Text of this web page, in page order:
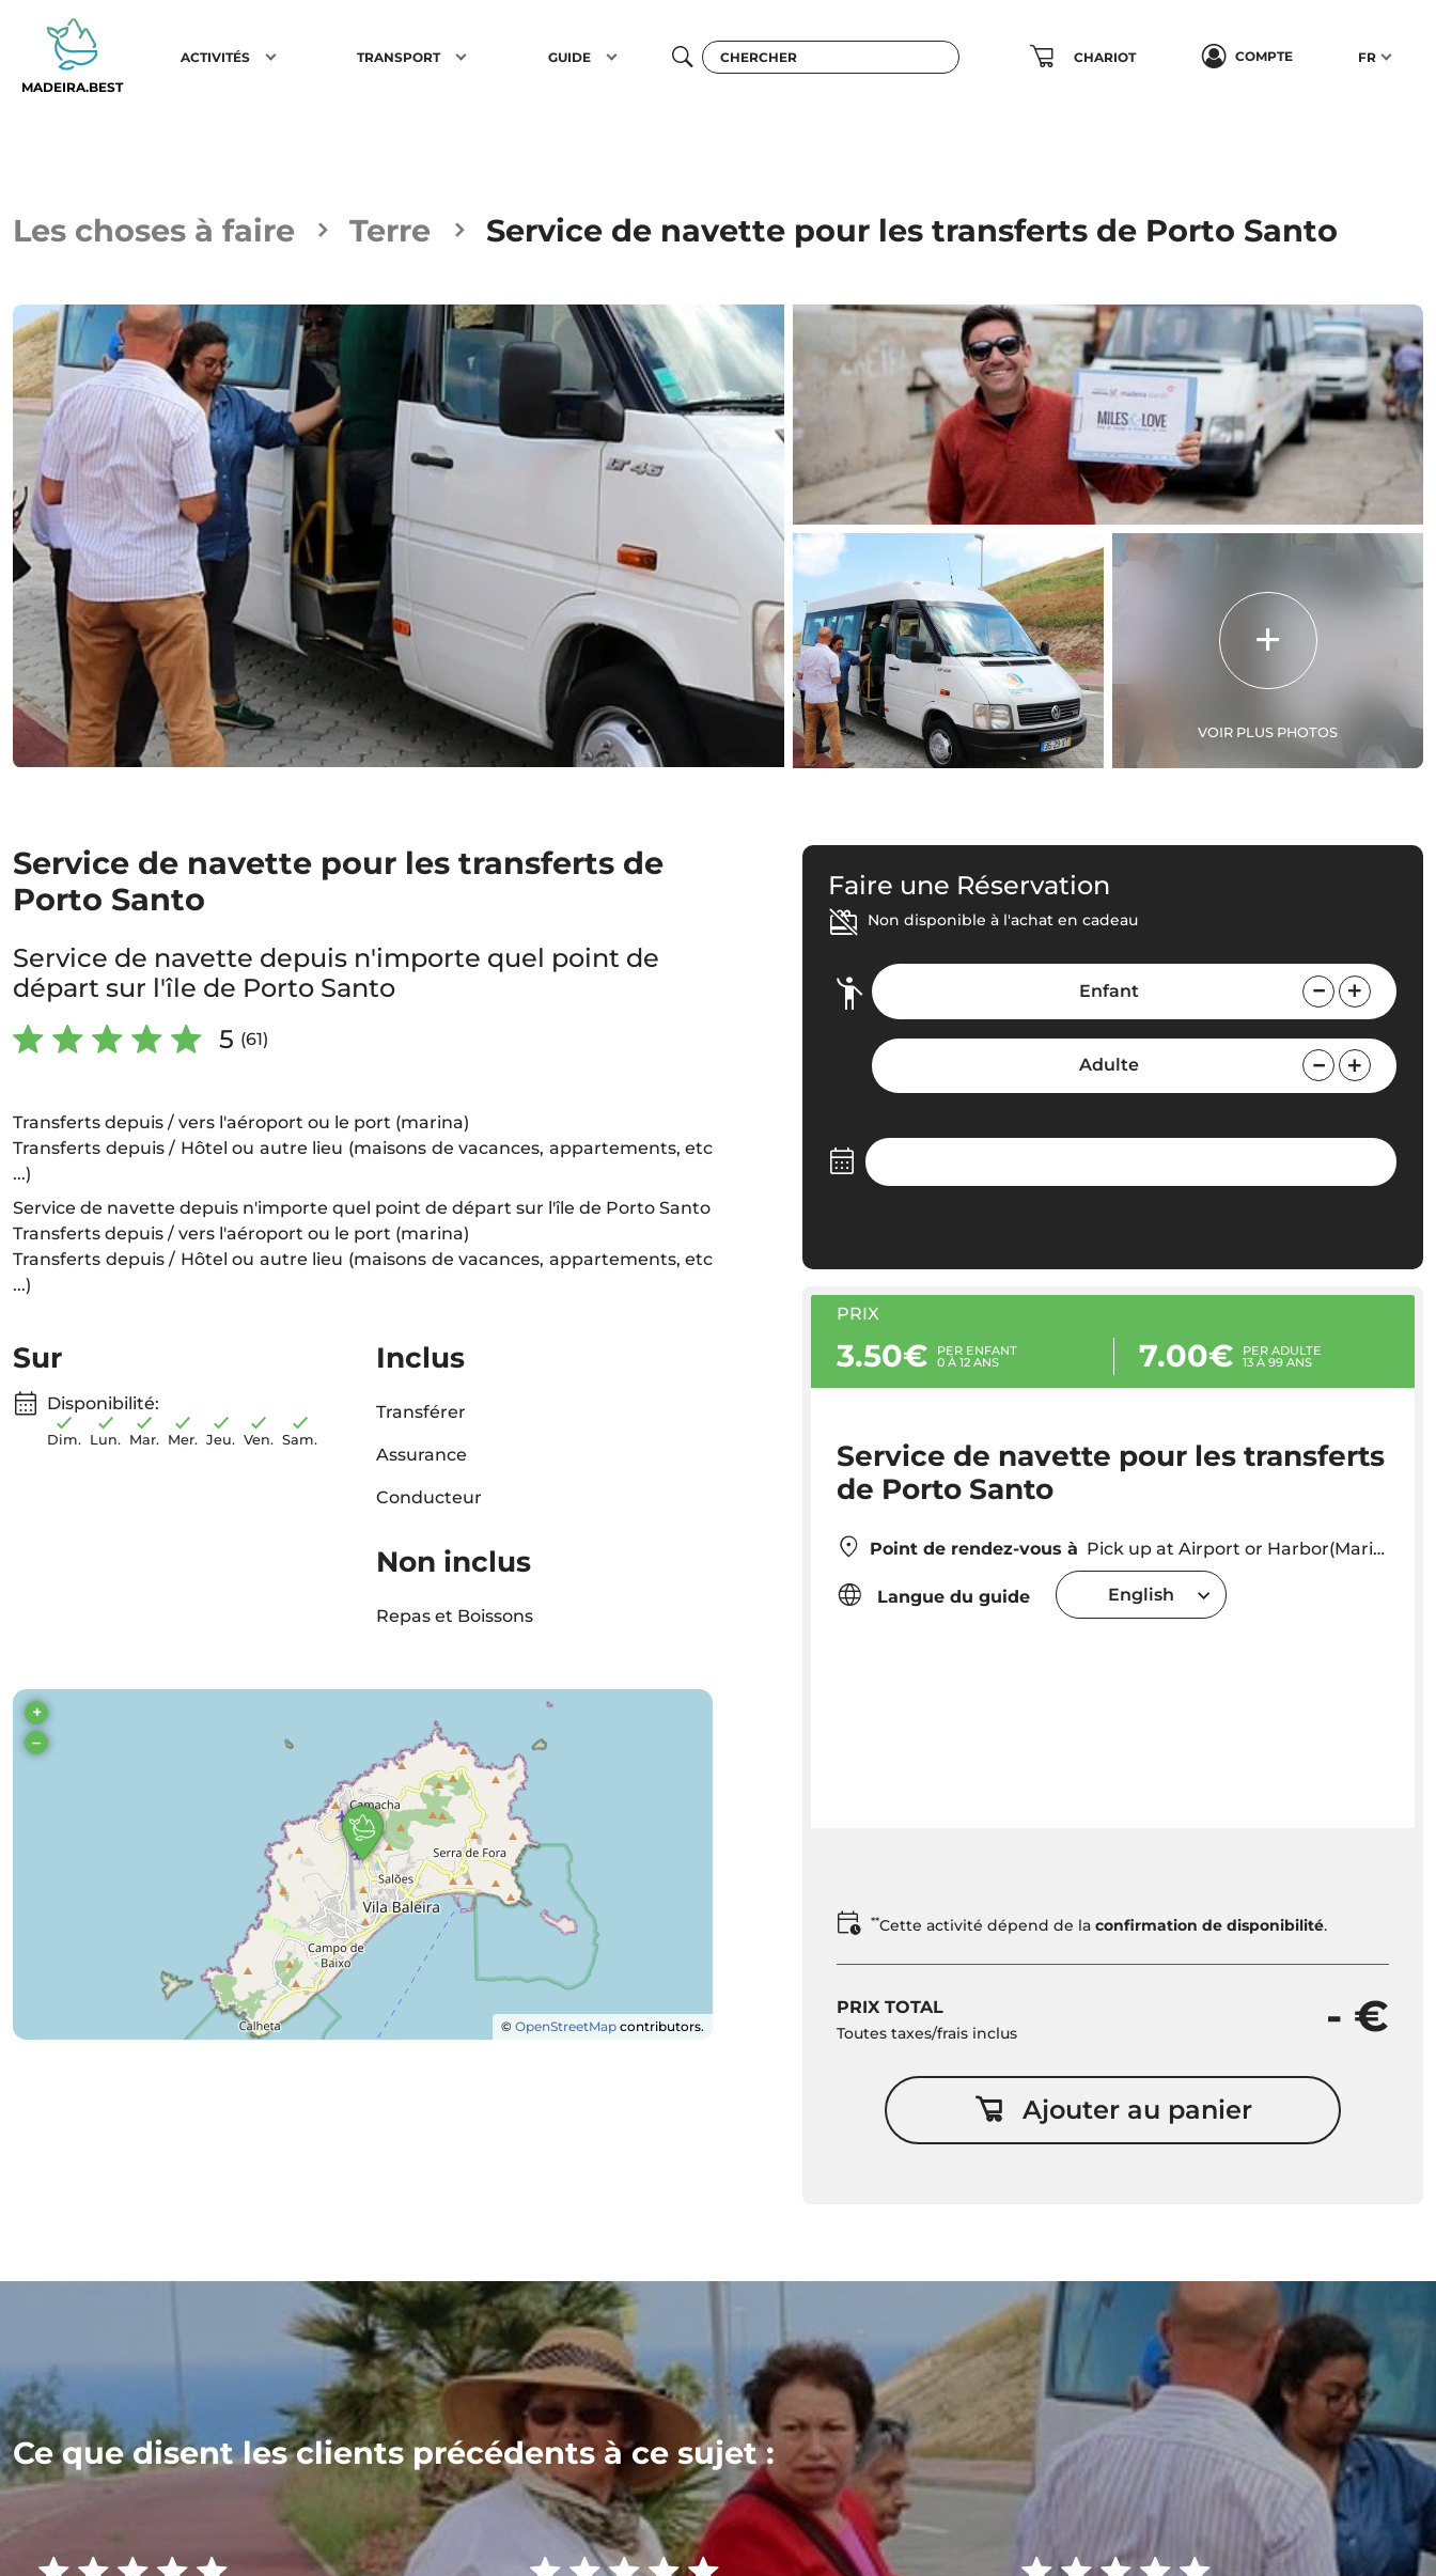
MADEIRA.BEST
ACTIVITÉS TRANSPORT GUIDE CHARIOT COMPTE FR
Les choses à faire Terre Service de navette pour les transferts de Porto Santo
VOIR PLUS PHOTOS
Service de navette pour les transferts de
Porto Santo
Service de navette depuis n'importe quel point de
départ sur l'île de Porto Santo
5 (61)
Transferts depuis / vers l'aéroport ou le port (marina)
Transferts depuis / Hôtel ou autre lieu (maisons de vacances, appartements, etc
...)
Service de navette depuis n'importe quel point de départ sur l'île de Porto Santo
Transferts depuis / vers l'aéroport ou le port (marina)
Transferts depuis / Hôtel ou autre lieu (maisons de vacances, appartements, etc
...)
Sur
Disponibilité:
Dim. Lun. Mar. Mer. Jeu. Ven. Sam.
Inclus
Transférer
Assurance
Conducteur
Non inclus
Repas et Boissons
+
–
©OpenStreetMap contributors.
Faire une Réservation
Non disponible à l'achat en cadeau
Enfant
Adulte
PRIX
3.50€ PER ENFANT
0 À 12 ANS 7.00€ PER ADULTE
13 À 99 ANS
Service de navette pour les transferts
de Porto Santo
Point de rendez-vous à Pick up at Airport or Harbor(Marina) Or Hotel or other location (holiday homes, apartments, etc ...)
Langue du guide English
**Cette activité dépend de laconfirmation de disponibilité.
PRIX TOTAL
Toutes taxes/frais inclus - €
Ajouter au panier
Ce que disent les clients précédents à ce sujet :